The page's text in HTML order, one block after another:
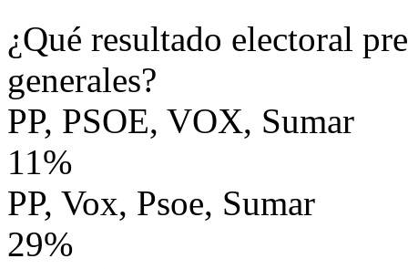
¿Qué resultado electoral
generales?
PP, PSOE, VOX, Sumar
11%
PP, Vox, Psoe, Sumar
29%